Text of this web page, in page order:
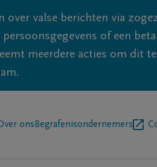
over valse berichten via
of een
meerdere acties om dit
ons Begrafenisondernemers